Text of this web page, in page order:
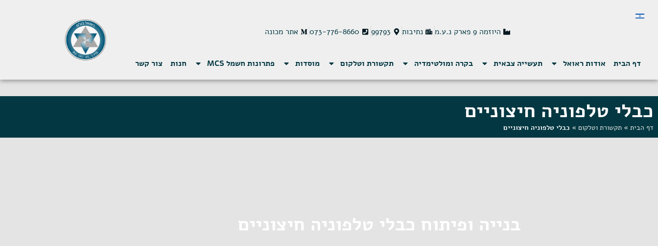
היוזמה 9 פארק נ.ע.מ נתיבות 99793
073-776-8660 אתר מכונה
דף הבית אודות ראואל תעשייה צבאית בקרה ומולטימדיה תקשורת וטלקום מוסדות פתרונות חשמל MCS חנות צור קשר
כבלי טלפוניה חיצוניים
דף הבית » תקשורת וטלקום » כבלי טלפוניה חיצוניים
בנייה ופיתוח כבלי טלפוניה חיצוניים